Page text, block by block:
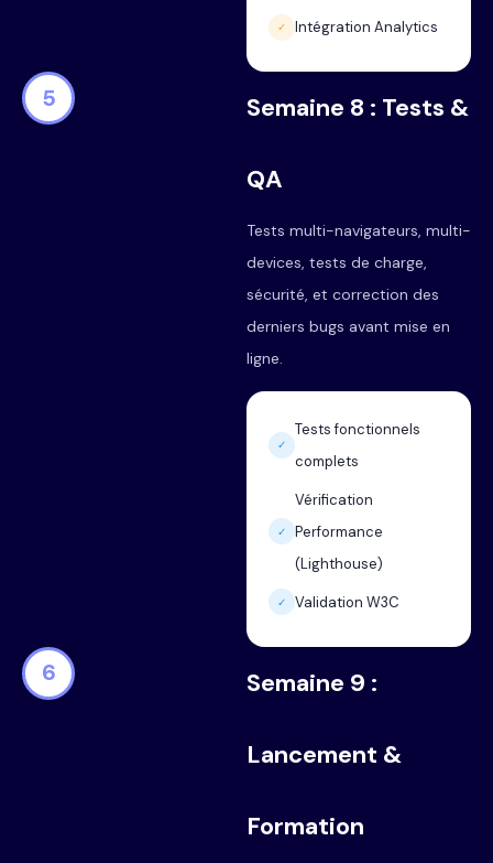
✓ Intégration Analytics
5 Semaine 8 : Tests &
QA
Tests multi-navigateurs, multi-
devices, tests de charge,
sécurité, et correction des
derniers bugs avant mise en
ligne.
✓
Tests fonctionnels
complets
✓
Vérification
Performance
(Lighthouse)
✓ Validation W3C
6 Semaine 9 :
Lancement &
Formation